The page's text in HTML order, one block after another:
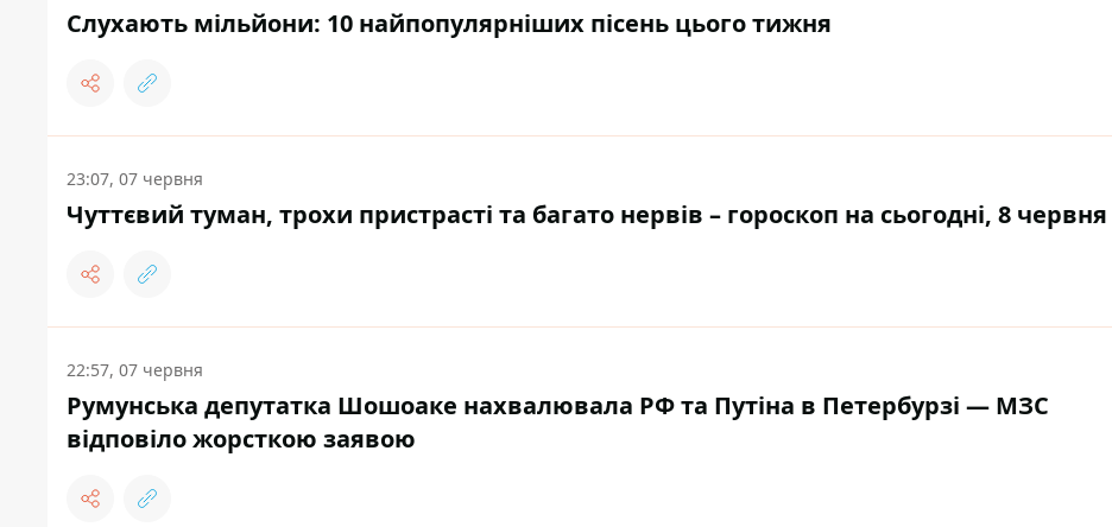
Слухають мільйони: 10 найпопулярніших пісень цього тижня
23:07, 07 червня
Чуттєвий туман, трохи пристрасті та багато нервів – гороскоп на сьогодні, 8 червня
22:57, 07 червня
Румунська депутатка Шошоаке нахвалювала РФ та Путіна в Петербурзі — МЗС
відповіло жорсткою заявою